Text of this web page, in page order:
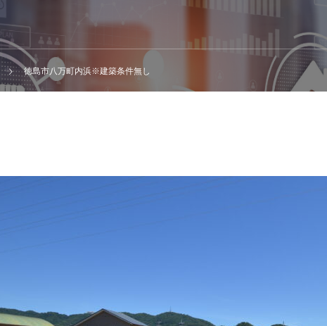
徳島市八万町内浜※建築条件無し